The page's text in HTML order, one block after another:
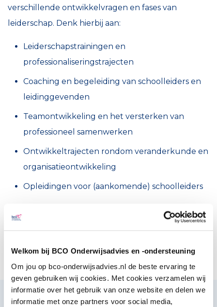
Welkom bij BCO Onderwijsadvies en -ondersteuning
Om jou op bco-onderwijsadvies.nl de beste ervaring te
geven gebruiken wij cookies. Met cookies verzamelen wij
informatie over het gebruik van onze website en delen we
informatie met onze partners voor social media,
verschillende ontwikkelvragen en fases van
leiderschap. Denk hierbij aan:
Leiderschapstrainingen en
professionaliseringstrajecten
Coaching en begeleiding van schoolleiders en
leidinggevenden
Teamontwikkeling en het versterken van
professioneel samenwerken
Ontwikkeltrajecten rondom veranderkunde en
organisatieontwikkeling
Opleidingen voor (aankomende) schoolleiders
Of je nu aan het begin staat van je leiderschapsreis
of al jaren ervaring hebt als leidinggevende: wij
ontwikkelen als leider in het onderwijs.
Partnerschap BCO & NSO-CNA